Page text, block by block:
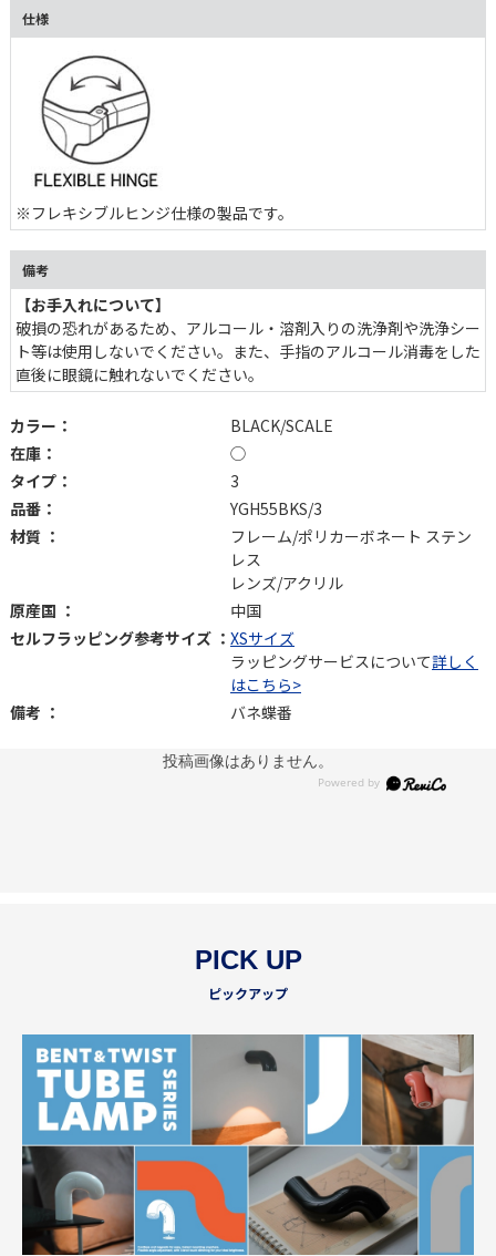
仕様
※フレキシブルヒンジ仕様の製品です。
備考
【お手入れについて】
破損の恐れがあるため、アルコール・溶剤入りの洗浄剤や洗浄シー
ト等は使用しないでください。また、手指のアルコール消毒をした
直後に眼鏡に触れないでください。
カラー：
BLACK/SCALE
在庫：
◯
タイプ：
3
品番：
YGH55BKS/3
材質 ：
フレーム/ポリカーボネート ステン
レス
レンズ/アクリル
原産国 ：
中国
セルフラッピング参考サイズ ： XSサイズ
ラッピングサービスについて詳しく
はこちら>
備考 ：
バネ蝶番
投稿画像はありません。
PICK UP
ピックアップ